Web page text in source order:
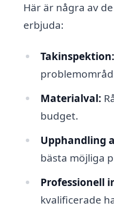
Här är några av
erbjuda:
Takinspektion:
Materialval:
budget.
Upphandling
bästa möjliga
Professionell
kvalificerade